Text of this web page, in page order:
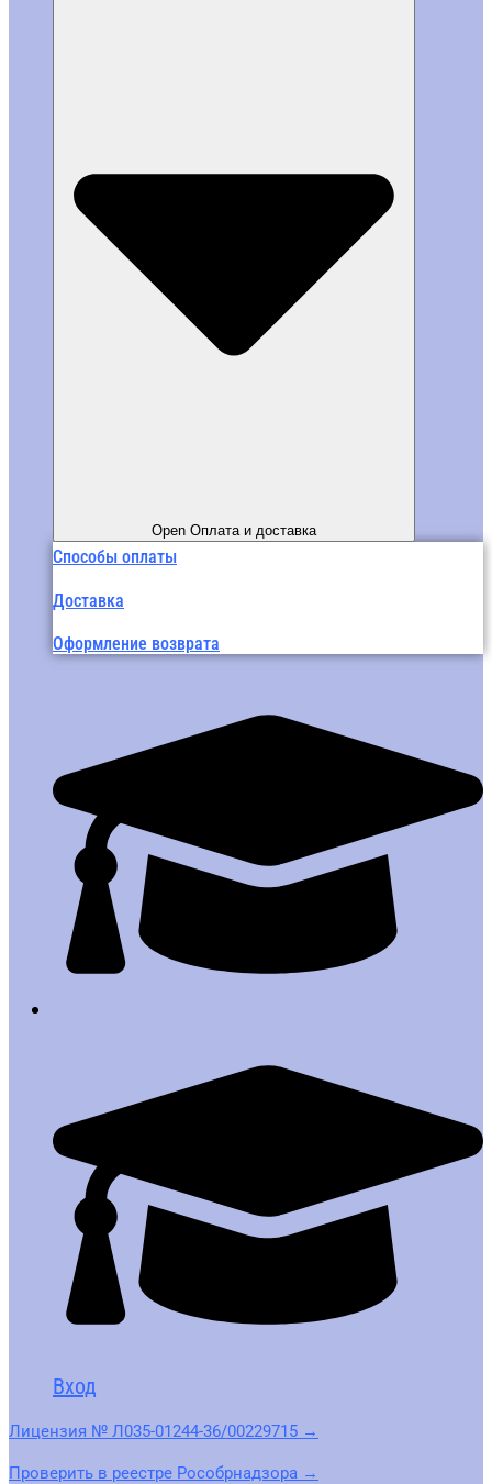
Open Оплата и доставка
Способы оплаты
Доставка
Оформление возврата
Вход
Лицензия № Л035-01244-36/00229715 →
Проверить в реестре Рособрнадзора →